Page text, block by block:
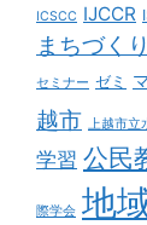
ICSCC IJCCR
まちづくり
セミナー ゼミ
越市
上越市
学習 公民
際学会 地